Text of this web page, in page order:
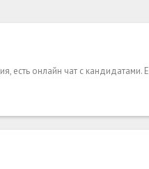
есть онлайн чат с